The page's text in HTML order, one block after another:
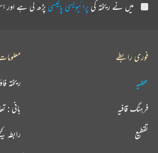
میں نے ریختہ کیپرائیویسی پالیسیپڑھ لی ہے
فوری رابطے
عطیہ
فرہنگ قافیہ
تقطیع
ریختہ
بانی :
رابطہ